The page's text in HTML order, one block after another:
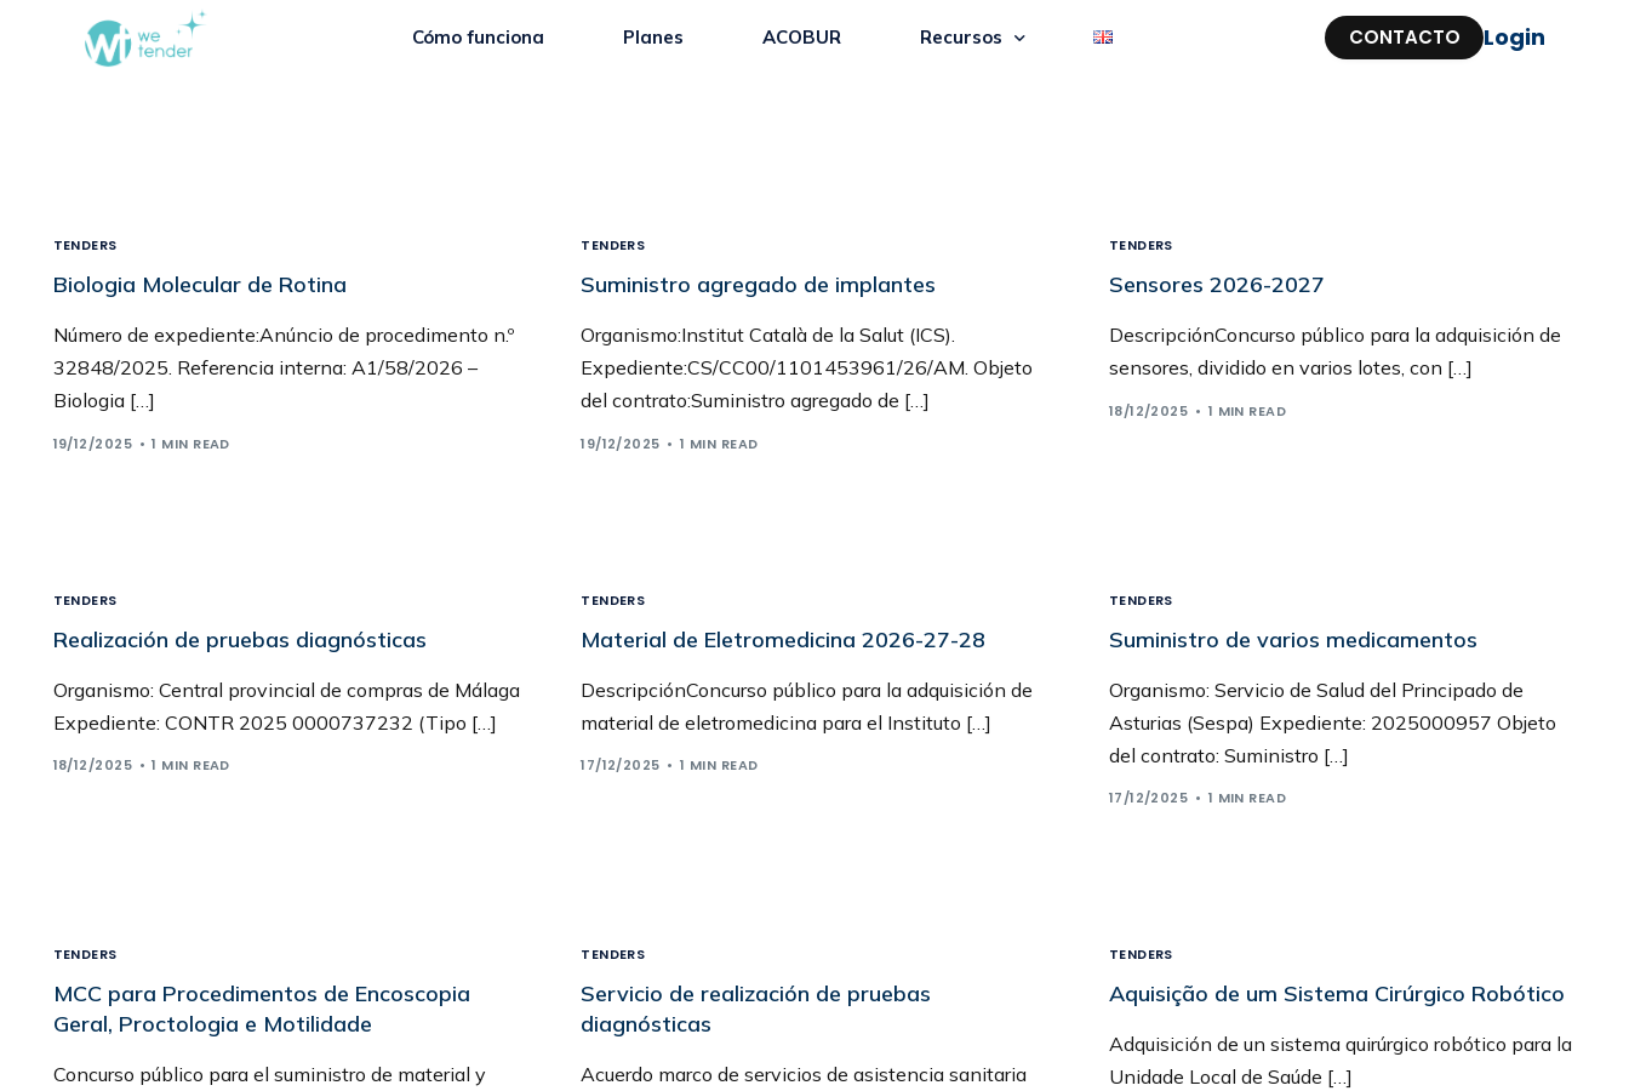
Cómo funciona Planes ACOBUR Recursos CONTACTO Login
TENDERS
Biologia Molecular de Rotina
Número de expediente:Anúncio de procedimento n.º
32848/2025. Referencia interna: A1/58/2026 –
Biologia […]
19/12/2025 1 MIN READ
TENDERS
Suministro agregado de implantes
Organismo:Institut Català de la Salut (ICS).
Expediente:CS/CC00/1101453961/26/AM. Objeto
del contrato:Suministro agregado de […]
19/12/2025 1 MIN READ
TENDERS
Sensores 2026-2027
DescripciónConcurso público para la adquisición de
sensores, dividido en varios lotes, con […]
18/12/2025 1 MIN READ
TENDERS
Realización de pruebas diagnósticas
Organismo: Central provincial de compras de Málaga
Expediente: CONTR 2025 0000737232 (Tipo […]
18/12/2025 1 MIN READ
TENDERS
Material de Eletromedicina 2026-27-28
DescripciónConcurso público para la adquisición de
material de eletromedicina para el Instituto […]
17/12/2025 1 MIN READ
TENDERS
Suministro de varios medicamentos
Organismo: Servicio de Salud del Principado de
Asturias (Sespa) Expediente: 2025000957 Objeto
del contrato: Suministro […]
17/12/2025 1 MIN READ
TENDERS
MCC para Procedimentos de Encoscopia
Geral, Proctologia e Motilidade
Concurso público para el suministro de material y
TENDERS
Servicio de realización de pruebas
diagnósticas
Acuerdo marco de servicios de asistencia sanitaria
TENDERS
Aquisição de um Sistema Cirúrgico Robótico
Adquisición de un sistema quirúrgico robótico para la
Unidade Local de Saúde […]